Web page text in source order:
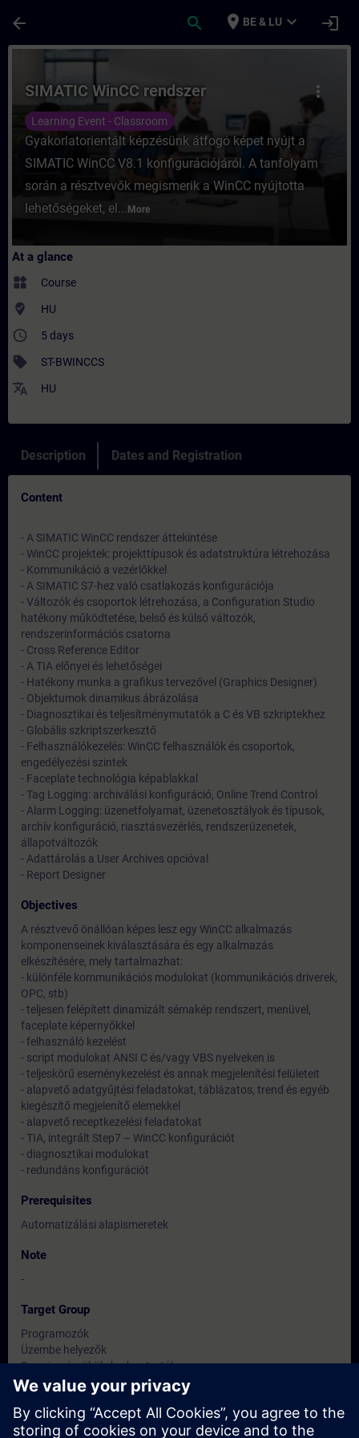
arrow_back search place BE & LU expand_more login
Course - SIMATIC WinCC rendszer -
more_vert
SIMATIC WinCC rendszer
Learning Event - Classroom
Gyakorlatorientált képzésünk átfogó képet nyújt a
SIMATIC WinCC V8.1 konfigurációjáról. A tanfolyam
során a résztvevők megismerik a WinCC nyújtotta
lehetőségeket, el... More
At a glance
widgets Course
where_to_vote HU
access_time 5 days
sell ST-BWINCCS
translate HU
Description Dates and Registration
Content
- A SIMATIC WinCC rendszer áttekintése
- WinCC projektek: projekttípusok és adatstruktúra létrehozása
- Kommunikáció a vezérlőkkel
- A SIMATIC S7-hez való csatlakozás konfigurációja
- Változók és csoportok létrehozása, a Configuration Studio
hatékony működtetése, belső és külső változók,
rendszerinformációs csatorna
- Cross Reference Editor
- A TIA előnyei és lehetőségei
- Hatékony munka a grafikus tervezővel (Graphics Designer)
- Objektumok dinamikus ábrázolása
- Diagnosztikai és teljesítménymutatók a C és VB szkriptekhez
- Globális szkriptszerkesztő
- Felhasználókezelés: WinCC felhasználók és csoportok,
engedélyezési szintek
- Faceplate technológia képablakkal
- Tag Logging: archiválási konfiguráció, Online Trend Control
- Alarm Logging: üzenetfolyamat, üzenetosztályok és típusok,
archív konfiguráció, riasztásvezérlés, rendszerüzenetek,
állapotváltozók
- Adattárolás a User Archives opcióval
- Report Designer
Objectives
A résztvevő önállóan képes lesz egy WinCC alkalmazás
komponenseinek kiválasztására és egy alkalmazás
elkészítésére, mely tartalmazhat:
- különféle kommunikációs modulokat (kommunikációs driverek,
OPC, stb)
- teljesen felépített dinamizált sémakép rendszert, menüvel,
faceplate képernyőkkel
- felhasználó kezelést
- script modulokat ANSI C és/vagy VBS nyelveken is
- teljeskörű eseménykezelést és annak megjelenítési felületeit
- alapvető adatgyűjtési feladatokat, táblázatos, trend és egyéb
kiegészítő megjelenítő elemekkel
- alapvető receptkezelési feladatokat
- TIA, integrált Step7 – WinCC konfigurációt
- diagnosztikai modulokat
- redundáns konfigurációt
Prerequisites
Automatizálási alapismeretek
Note
-
Target Group
Programozók
Üzembe helyezők
Szervizmérnökök, karbantartók
Operátorok